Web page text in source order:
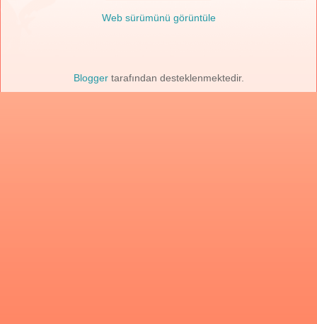
Web sürümünü görüntüle
Bloggertarafından desteklenmektedir.